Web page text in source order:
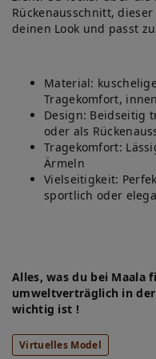
Rückenausschnitt,
deinen Look und passt
Material:
Tragekomfort,
Design: Beidseitig
oder als
Tragekomfort:
Ärmeln
Vielseitigkeit:
sportlich oder
Alles, was du bei Maala
umweltverträglich in
wichtig ist !
Virtuelles Model